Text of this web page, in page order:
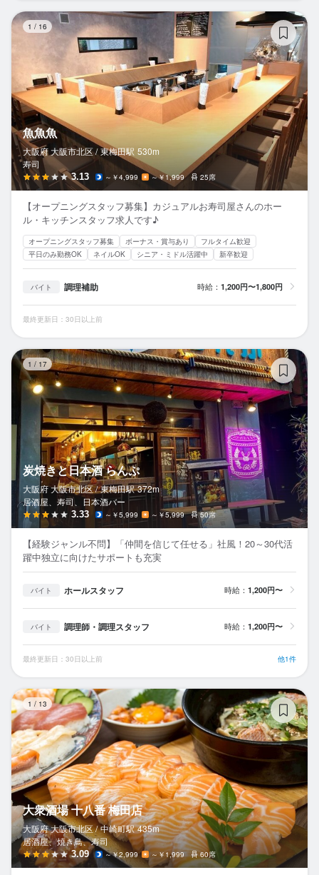
1 / 16
魚魚魚
大阪府 大阪市北区 / 東梅田駅 530m
寿司
3.13 ～￥4,999 ～￥1,999 25席
【オープニングスタッフ募集】カジュアルお寿司屋さんのホー
ル・キッチンスタッフ求人です♪
オープニングスタッフ募集 ボーナス・賞与あり
フルタイム歓迎
平日のみ勤務OK
ネイルOK シニア・ミドル活躍中 新卒歓迎
バイト 調理補助 時給： 1,200円〜1,800円
最終更新日：30日以上前
1 / 17
炭焼きと日本酒 らんぷ
大阪府 大阪市北区 / 東梅田駅 372m
居酒屋、寿司、日本酒バー
3.33 ～￥5,999 ～￥5,999 50席
【経験ジャンル不問】「仲間を信じて任せる」社風！20～30代活
躍中独立に向けたサポートも充実
バイト ホールスタッフ 時給： 1,200円〜
バイト 調理師・調理スタッフ 時給： 1,200円〜
最終更新日：30日以上前 他1件
1 / 13
大衆酒場 十八番 梅田店
大阪府 大阪市北区 / 中崎町駅 435m
居酒屋、焼き鳥、寿司
3.09 ～￥2,999 ～￥1,999 60席